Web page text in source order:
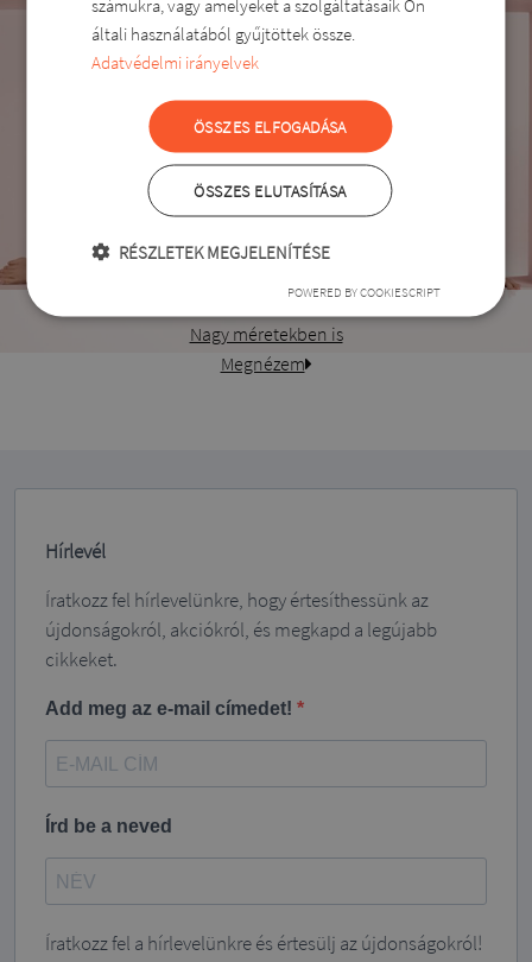
Fehérnemű
Nagy méretekben is
Megnézem
Hírlevél
Íratkozz fel hírlevelünkre, hogy értesíthessünk az
újdonságokról, akciókról, és megkapd a legújabb
cikkeket.
Add meg az e-mail címedet!
Írd be a neved
Íratkozz fel a hírlevelünkre és értesülj az újdonságokról!
általi használatából gyűjtöttek össze.
Adatvédelmi irányelvek
ÖSSZES ELFOGADÁSA
ÖSSZES ELUTASÍTÁSA
RÉSZLETEK MEGJELENÍTÉSE
POWERED BY COOKIESCRIPT